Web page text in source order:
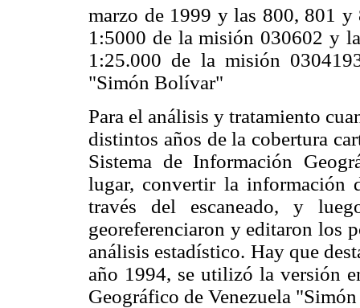
marzo de 1999 y las 800, 801 y
1:5000 de la misión 030602 y
1:25.000 de la misión
"Simón Bolívar"
Para el análisis y tratamiento
distintos años de la cobertura
Sistema de Información
lugar, convertir la información
través del escaneado, y
georeferenciaron y editaron los
análisis estadístico. Hay que
año 1994, se utilizó la versión
Geográfico de Venezuela